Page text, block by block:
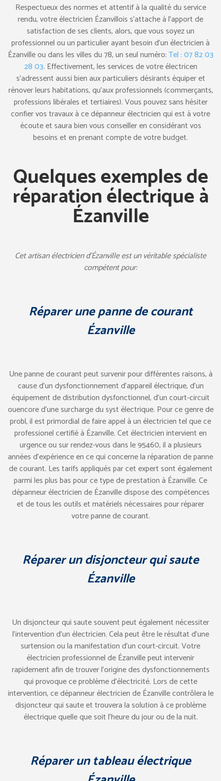
Respectueux des normes et attentif à la qualité du service
rendu, votre électricien Ézanvillois s’attache à l’apport de
satisfaction de ses clients, alors, que vous soyez un
professionnel ou un particulier ayant besoin d’un électricien à
Ézanville ou dans les villes du 78, un seul numéro:Tel : 07 82 03
28 03. Effectivement, les services de votre électricen
s’adressent aussi bien aux particuliers désirants équiper et
rénover leurs habitations, qu’aux professionnels (commerçants,
professions libérales et tertiaires). Vous pouvez sans hésiter
confier vos travaux à ce dépanneur électricien qui est à votre
écoute et saura bien vous conseiller en considérant vos
besoins et en prenant compte de votre budget.
Quelques exemples de
réparation électrique à
Ézanville
Cet artisan électricien d’Ézanville est un véritable spécialiste
compétent pour:
Réparer une panne de courant
Ézanville
Une panne de courant peut survenir pour différentes raisons, à
cause d’un dysfonctionnement d’appareil électrique, d’un
équipement de distribution dysfonctionnel, d’un court-circuit
ouencore d’une surcharge du syst électrique. Pour ce genre de
probl, il est primordial de faire appel à un électricien tel que ce
professionel certifié à Ézanville. Cet électricien intervient en
urgence ou sur rendez-vous dans le 95460, il a plusieurs
années d’expérience en ce qui concerne la réparation de panne
de courant. Les tarifs appliqués par cet expert sont également
parmi les plus bas pour ce type de prestation à Ézanville. Ce
dépanneur électricien de Ézanville dispose des compétences
et de tous les outils et matériels nécessaires pour réparer
votre panne de courant.
Réparer un disjoncteur qui saute
Ézanville
Un disjoncteur qui saute souvent peut également nécessiter
l’intervention d’un électricien. Cela peut être le résultat d’une
surtension ou la manifestation d’un court-circuit. Votre
électricien professionnel de Ézanville peut intervenir
rapidement afin de trouver l’origine des dysfonctionnements
qui provoque ce problème d’électricité. Lors de cette
intervention, ce dépanneur électricien de Ézanville contrôlera le
disjoncteur qui saute et trouvera la solution à ce problème
électrique quelle que soit l’heure du jour ou de la nuit.
Réparer un tableau électrique